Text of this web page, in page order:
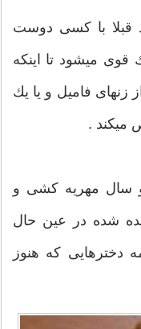
با كسی دوست
میشود تا اینكه
فامیل و یا یك
میكند .
سال مهریه كشی و
شده در عین حال
كه هنوز